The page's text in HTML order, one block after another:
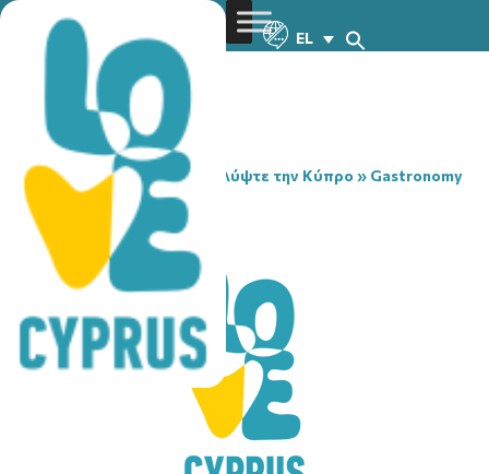
EL
You are here:Home» Ανακαλύψτε την Κύπρο » Gastronomy
» MENSA
MENSA